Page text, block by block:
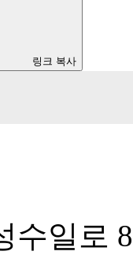
링크 복사
수일로